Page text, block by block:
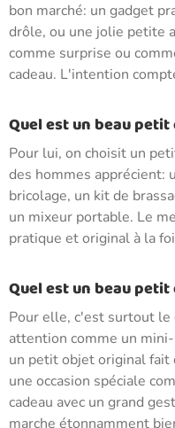
bon marché: un gadget
drôle, ou une jolie petite
comme surprise ou
cadeau. L'intention
Quel est un beau
Pour lui, on choisit un
des hommes apprécient:
bricolage, un kit de
un mixeur portable. Le
pratique et original à la
Quel est un beau
Pour elle, c'est surtout
attention comme un
un petit objet original fait
une occasion spéciale
cadeau avec un grand
marche étonnamment